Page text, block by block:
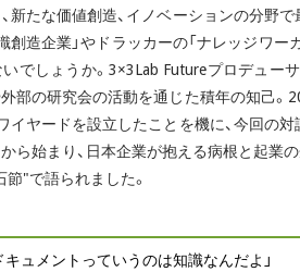
新たな価値創造、イノベーションの分野
創造企業」やドラッカーの「ナレッジワー
でしょうか。3×3Lab Futureプロデュー
部の研究会の活動を通じた積年の知己。
イヤードを設立したことを機に、今回の
ら始まり、日本企業が抱える病根と起業
"で語られました。
キュメントっていうのは知識なんだよ」